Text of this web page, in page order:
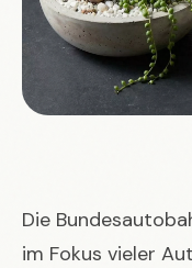
Die
im Fokus vieler